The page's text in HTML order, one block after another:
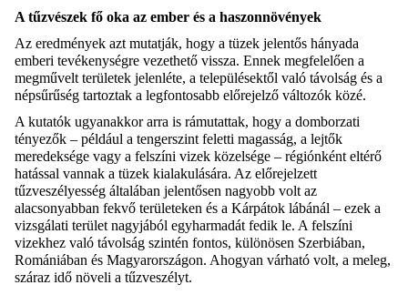
A tűzvészek fő oka az ember és a haszonnövények
Az eredmények azt mutatják, hogy a tüzek jelentős hányada
emberi tevékenységre vezethető vissza. Ennek megfelelően a
megművelt területek jelenléte, a településektől való távolság és a
népsűrűség tartoztak a legfontosabb előrejelző változók közé.
A kutatók ugyanakkor arra is rámutattak, hogy a domborzati
tényezők – például a tengerszint feletti magasság, a lejtők
meredeksége vagy a felszíni vizek közelsége – régiónként eltérő
hatással vannak a tüzek kialakulására. Az előrejelzett
tűzveszélyesség általában jelentősen nagyobb volt az
alacsonyabban fekvő területeken és a Kárpátok lábánál – ezek a
vizsgálati terület nagyjából egyharmadát fedik le. A felszíni
vizekhez való távolság szintén fontos, különösen Szerbiában,
Romániában és Magyarországon. Ahogyan várható volt, a meleg,
száraz idő növeli a tűzveszélyt.